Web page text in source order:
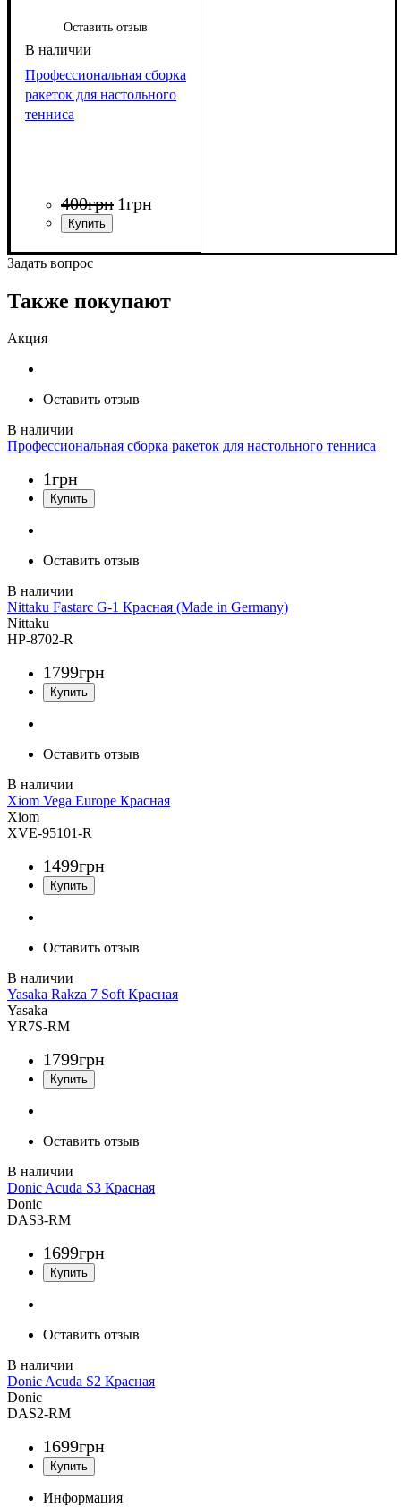
Оставить отзыв
Профессиональная сборка
ракеток для настольного
тенниса
400грн 1грн
Задать вопрос
Также покупают
Акция
Оставить отзыв
Профессиональная сборка ракеток для настольного тенниса
1грн
Оставить отзыв
Nittaku Fastarc G-1 Красная (Made in Germany)
Nittaku
НР-8702-R
1799грн
Оставить отзыв
Xiom Vega Europe Красная
Xiom
XVE-95101-R
1499грн
Оставить отзыв
Yasaka Rakza 7 Soft Красная
Yasaka
YR7S-RM
1799грн
Оставить отзыв
Donic Acuda S3 Красная
Donic
DAS3-RM
1699грн
Оставить отзыв
Donic Acuda S2 Красная
Donic
DAS2-RM
1699грн
Информация